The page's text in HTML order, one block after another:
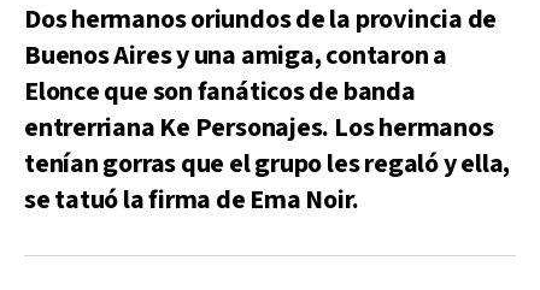
Dos hermanos oriundos de la provincia de
Buenos Aires y una amiga, contaron a
Elonce que son fanáticos de banda
entrerriana Ke Personajes. Los hermanos
tenían gorras que el grupo les regaló y ella,
se tatuó la firma de Ema Noir.